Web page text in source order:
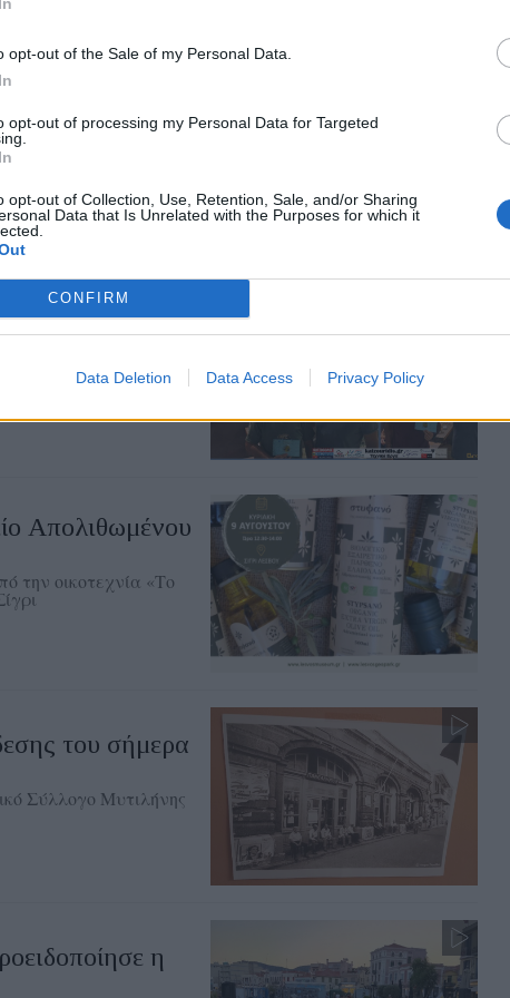
opt-out of the Sale of my Personal Data.
opt-out of processing my Personal Data for Targeted
opt-out of Collection, Use, Retention, Sale, and/or Sharing
Data that Is Unrelated with the Purposes for which it
CONFIRM
Data Deletion Data Access Privacy Policy
τους λάτρεις της
νησί από
βλέμμα στη νέα
Λέσβου
την ολοκλήρωση της
Απολιθωμένου
την οικοτεχνία «Το
του σήμερα
Σύλλογο Μυτιλήνης
η